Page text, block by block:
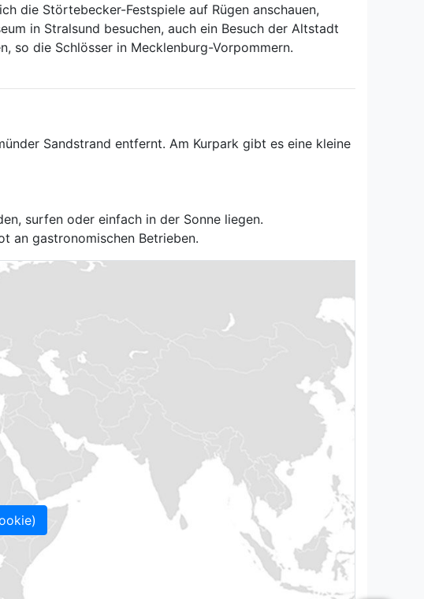
die Störtebecker-Festspiele auf Rügen anschauen,
in Stralsund besuchen, auch ein Besuch der Altstadt
so die Schlösser in Mecklenburg-Vorpommern.
Sandstrand entfernt. Am Kurpark gibt es eine kleine
surfen oder einfach in der Sonne liegen.
an gastronomischen Betrieben.